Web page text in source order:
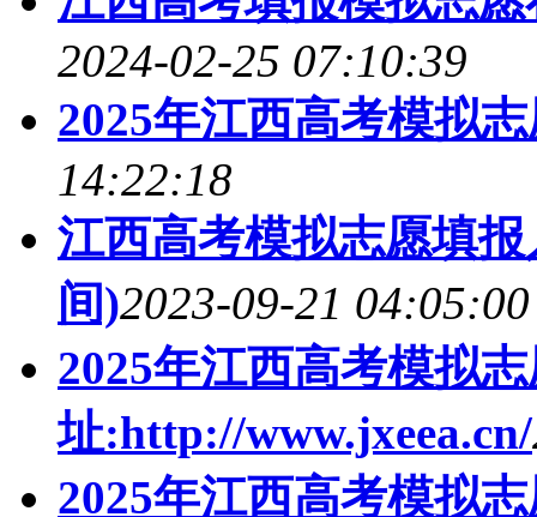
2024-02-25 07:10:39
2025年江西高考模拟
14:22:18
江西高考模拟志愿填
间)2023-09-21 04:05:00
2025年江西高考模拟
址:http://www.jxeea.cn/
2025年江西高考模拟